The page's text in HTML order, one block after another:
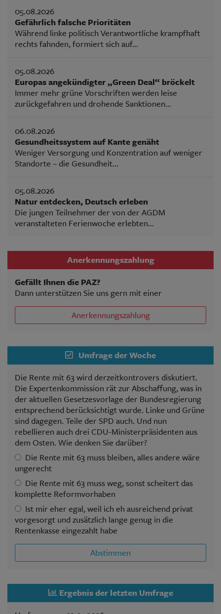
05.08.2026
Gefährlich falsche Prioritäten
Während linke politisch Verantwortliche krampfhaft
rechts fahnden, formiert sich auf...
05.08.2026
Europas angekündigter „Green Deal“ bröckelt
Immer mehr grüne Vorschriften werden leise
zurückgefahren und drohende Sanktionen...
06.08.2026
Gesundheitssystem auf Kante genäht
Weniger Versorgung und Konzentration auf weniger
Standorte – die Gesundheit...
05.08.2026
Natur entdecken, Deutsch erleben
Die jungen Teilnehmer der von der AGDM
veranstalteten Ferienwoche erlebten...
Anerkennungszahlung
Gefällt Ihnen die PAZ?
Dann unterstützen Sie uns gern mit einer
Anerkennungszahlung
Umfrage der Woche
Die Rente mit 63 wird derzeitkontrovers diskutiert.
Die Expertenkommission rät zur Abschaffung, was in
der aktuellen Gesetzesvorlage der Bundesregierung
entsprechend berücksichtigt wurde. Linke und Grüne
sind dagegen. Teile der SPD auch. Und nun
rebellieren auch drei CDU-Ministerpräsidenten aus
dem Osten. Wie denken Sie darüber?
Die Rente mit 63 muss bleiben, alles andere wäre
ungerecht
Die Rente mit 63 muss weg, sonst scheitert das
komplette Reformvorhaben
Ist mir eher egal, weil ich eh ausreichend privat
vorgesorgt und zusätzlich lange genug in die
Rentenkasse eingezahlt habe
Abstimmen
Ergebnis der letzten Umfrage